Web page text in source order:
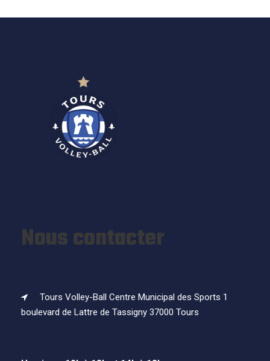
Nous contacter
Tours Volley-Ball Centre Municipal des Sports 1
boulevard de Lattre de Tassigny 37000 Tours